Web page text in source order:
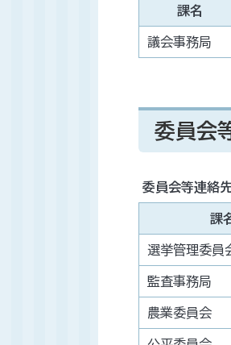
課名
議会事務局
委員会
委員会等連絡
課
選挙管理委員
監査事務局
農業委員会